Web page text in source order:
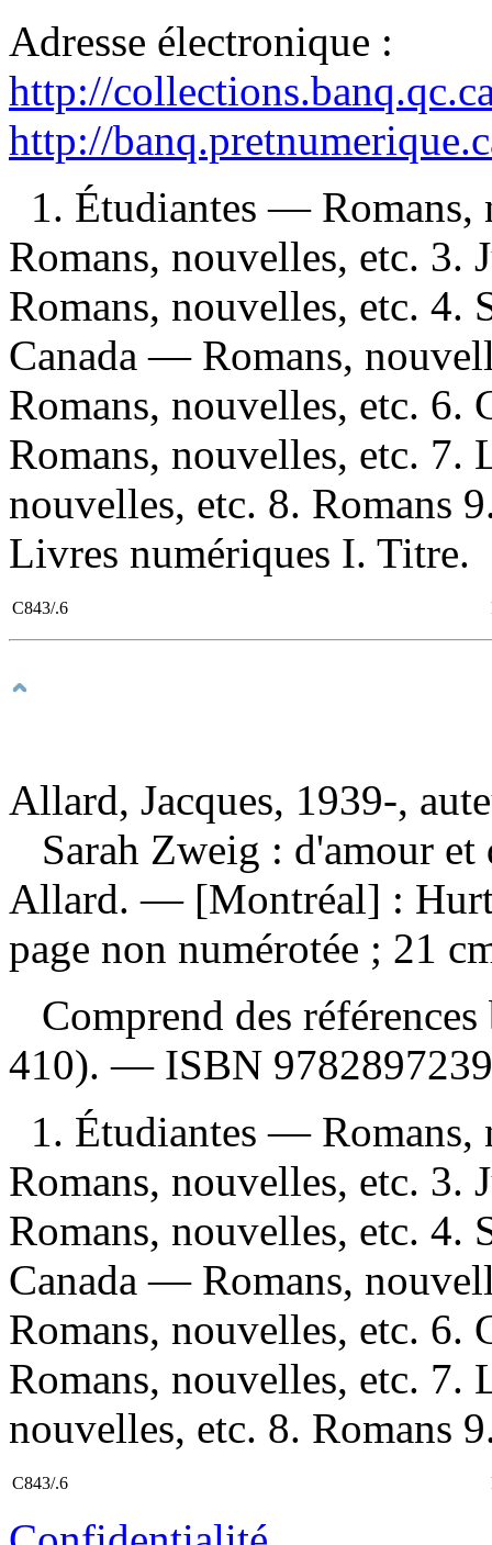
Adresse électronique :
http://
http://
1. Étudiantes —
Romans, nouvelles, etc.
Romans, nouvelles, etc. 4.
Canada — Romans,
Romans, nouvelles, etc.
Romans, nouvelles, etc.
nouvelles, etc. 8. Romans
Livres numériques I. Titre.
C843/.6
Allard, Jacques, 1939-,
Sarah Zweig : d'amour
Allard. — [Montréal] :
page non numérotée ; 21
Comprend des
410). — ISBN
1. Étudiantes —
Romans, nouvelles, etc.
Romans, nouvelles, etc. 4.
Canada — Romans,
Romans, nouvelles, etc.
Romans, nouvelles, etc.
nouvelles, etc. 8. Romans
C843/.6